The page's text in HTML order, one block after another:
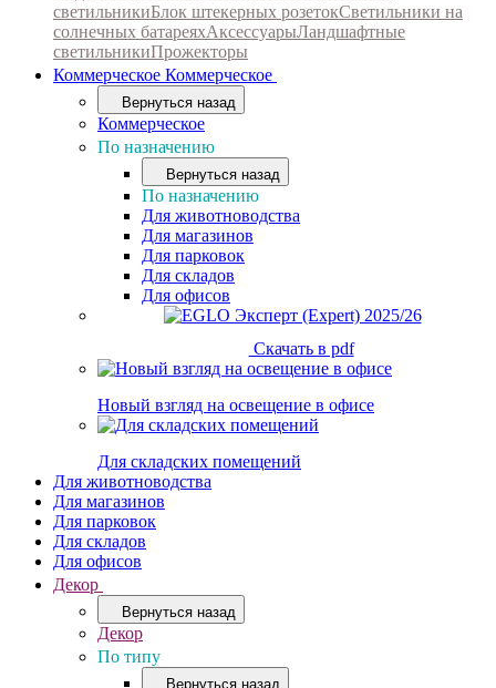
светильникиБлок штекерных розетокСветильники на
солнечных батареяхАксессуарыЛандшафтные
светильникиПрожекторы
Коммерческое Коммерческое
Вернуться назад
Коммерческое
По назначению
Вернуться назад
По назначению
Для животноводства
Для магазинов
Для парковок
Для складов
Для офисов
Скачать в pdf
Новый взгляд на освещение в офисе
Для складских помещений
Для животноводства
Для магазинов
Для парковок
Для складов
Для офисов
Декор
Вернуться назад
Декор
По типу
Вернуться назад